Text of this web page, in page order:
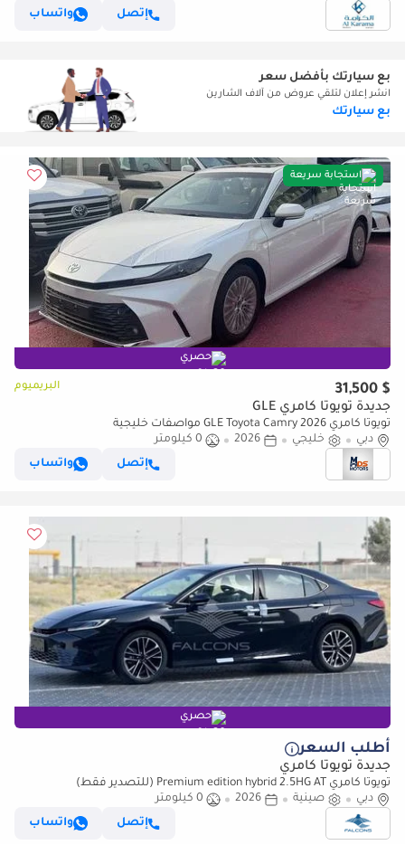
إتصل
واتساب
بع سيارتك بأفضل سعر
انشر إعلان لتلقي عروض من آلاف الشارين
بع سيارتك
استجابة سريعة
حصري
$ 31,500 البريميوم
جديدة تويوتا كامري GLE
تويوتا كامري GLE Toyota Camry 2026 مواصفات خليجية
دبي
خليجي 2026
0 كيلومتر
إتصل
واتساب
حصري
أطلب السعر
جديدة تويوتا كامري
تويوتا كامري Premium edition hybrid 2.5HG AT (للتصدير فقط)
دبي
صينية 2026
0 كيلومتر
إتصل
واتساب